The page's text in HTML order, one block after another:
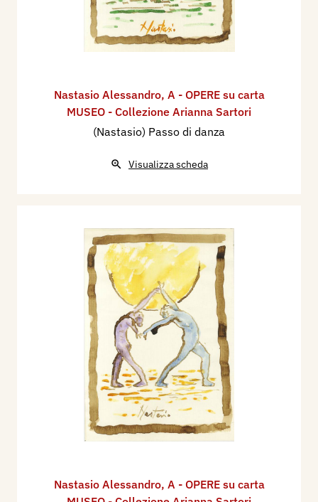
Nastasio Alessandro, A - OPERE su carta
MUSEO - Collezione Arianna Sartori
(Nastasio) Passo di danza
Visualizza scheda
Nastasio Alessandro, A - OPERE su carta